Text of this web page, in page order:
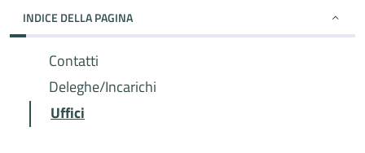
INDICE DELLA PAGINA
Contatti
Deleghe/Incarichi
Uffici